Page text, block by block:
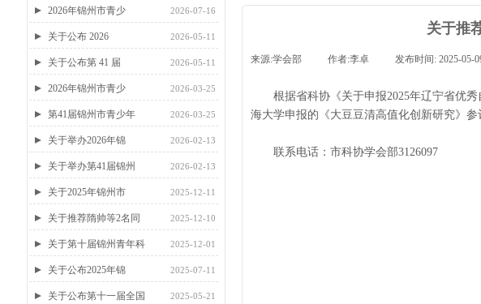
2026年锦州市青少 2026-07-16
关于公布 2026 2026-05-11
关于公布第 41 届 2026-05-11
2026年锦州市青少 2026-03-25
第41届锦州市青少年 2026-03-25
关于举办2026年锦 2026-02-13
关于举办第41届锦州 2026-02-13
关于2025年锦州市 2025-12-11
关于推荐隋帅等2名同 2025-12-10
关于第十届锦州青年科 2025-12-01
关于公布2025年锦 2025-07-11
关于公布第十一届全国 2025-05-21
关于推
来源:学会部 作者:李卓 发布时间: 2025-05-
根据省科协《关于申报2025年辽宁省优
海大学申报的《大豆豆清高值化创新研究》
联系电话：市科协学会部3126097